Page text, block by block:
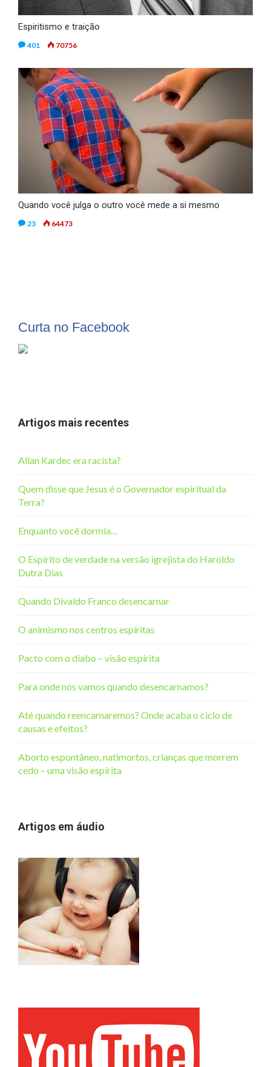
Espiritismo e traição
401 70756
Quando você julga o outro você mede a si mesmo
23 64473
Curta no Facebook
Artigos mais recentes
Allan Kardec era racista?
Quem disse que Jesus é o Governador espiritual da
Terra?
Enquanto você dormia…
O Espírito de verdade na versão igrejista do Haroldo
Dutra Dias
Quando Divaldo Franco desencarnar
O animismo nos centros espíritas
Pacto com o diabo – visão espírita
Para onde nós vamos quando desencarnamos?
Até quando reencarnaremos? Onde acaba o ciclo de
causas e efeitos?
Aborto espontâneo, natimortos, crianças que morrem
cedo – uma visão espírita
Artigos em áudio